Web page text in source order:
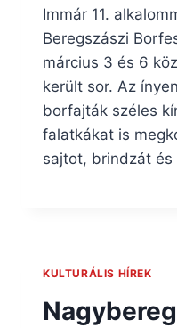
Immár 11.
Beregszászi
március 3 és 6
került sor. Az
borfajták széles
falatkákat is
sajtot, brindzát és
KULTURÁLIS HÍREK